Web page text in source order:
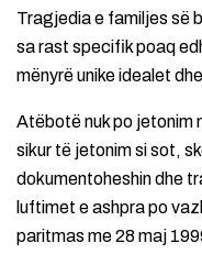
Tragjedia e familjes së
sa rast specifik poaq
mënyrë unike idealet
Atëbotë nuk po jetonim
sikur të jetonim si sot,
dokumentoheshin dhe
luftimet e ashpra po
paritmas me 28 maj